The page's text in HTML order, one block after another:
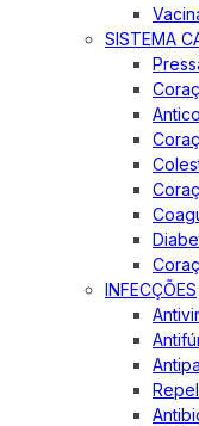
SISTEMA
INFECÇÕES